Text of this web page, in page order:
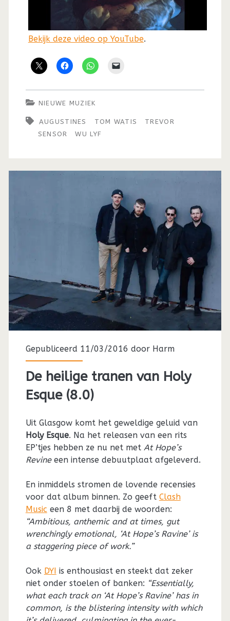
Bekijk deze video op YouTube.
NIEUWE MUZIEK
AUGUSTINES TOM WATIS
TREVOR
SENSOR
WU LYF
Gepubliceerd 11/03/2016 door Harm
De heilige tranen van Holy
Esque (8.0)
Uit Glasgow komt het geweldige geluid van
Holy Esque. Na het releasen van een rits
EP’tjes hebben ze nu net met At Hope’s
Revineeen intense debuutplaat afgeleverd.
En inmiddels stromen de lovende recensies
voor dat album binnen. Zo geeft Clash
Music een 8 met daarbij de woorden:
“Ambitious, anthemic and at times, gut
wrenchingly emotional, ‘At Hope’s Ravine’ is
a staggering piece of work.”
Ook DYI is enthousiast en steekt dat zeker
niet onder stoelen of banken: “Essentially,
what each track on ‘At Hope’s Ravine’ has in
common, is the blistering intensity with which